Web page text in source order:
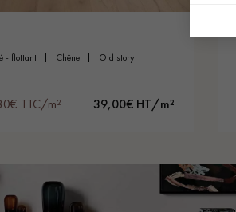
- flottant chêne
old story
TTC/m² 39,00€ HT/m²